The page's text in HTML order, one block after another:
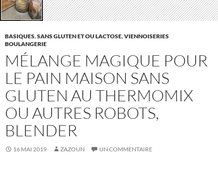
BASIQUES,SANS GLUTEN ET OU LACTOSE,VIENNOISERIES
BOULANGERIE
MÉLANGE MAGIQUE POUR
LE PAIN MAISON SANS
GLUTEN AU THERMOMIX
OU AUTRES ROBOTS,
BLENDER
16 MAI 2019 ZAZOUN UN COMMENTAIRE